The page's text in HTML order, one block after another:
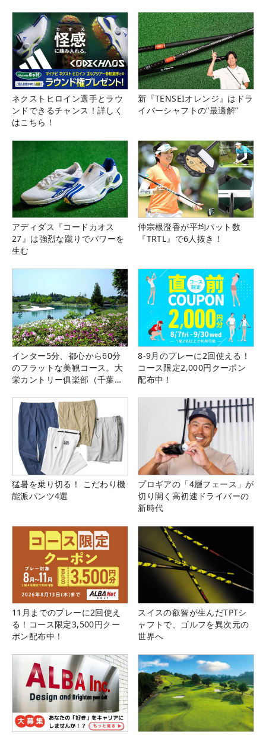
ネクストヒロイン選手とラウ
ンドできるチャンス！詳しく
はこちら！
新『TENSEIオレンジ』はドラ
イバーシャフトの“最適解”
アディダス『コードカオス
27』は強烈な蹴りでパワーを
生む
仲宗根澄香が平均パット数
『TRTL』で6人抜き！
インター5分、都心から60分
のフラットな美観コース。大
栄カントリー俱楽部（千葉
8-9月のプレーに2回使える！
コース限定2,000円クーポン
配布中！
猛暑を乗り切る！ こだわり機
能派パンツ4選
プロギアの「4層フェース」が
切り開く高初速ドライバーの
新時代
11月までのプレーに2回使え
る！コース限定3,500円クー
ポン配布中！
スイスの叡智が生んだTPTシ
ャフトで、ゴルフを異次元の
世界へ